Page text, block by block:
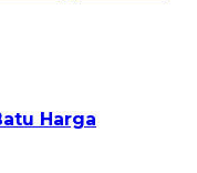
Harga